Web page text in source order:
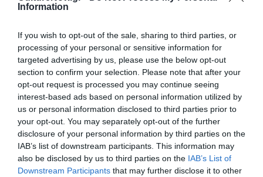
Information
If you wish to opt-out of the sale, sharing to third parties, or
processing of your personal or sensitive information for
targeted advertising by us, please use the below opt-out
section to confirm your selection. Please note that after your
opt-out request is processed you may continue seeing
interest-based ads based on personal information utilized by
us or personal information disclosed to third parties prior to
your opt-out. You may separately opt-out of the further
disclosure of your personal information by third parties on the
IAB’s list of downstream participants. This information may
also be disclosed by us to third parties on the IAB’s List of
Downstream Participants that may further disclose it to other
«Κάποιος μιλάει μόνος του κρατώντας ένα ποτήρι
MNP). Έχει γράψει τα θεατρικά έργα «Αίματα», «Τα
ωραία μας χέρια», «Απολογίες 4 & 5», «Διάφορες
επιλογές Πέτρος», «Ρομπ» και «Το νερό της Κολωνίας».
Λίγα λόγια για τον Παναγιώτη Μελίδη (Larry Gus)
Παναγιώτης Μελίδης(γενν. 1982) είναι μουσικός
και παραγωγός, ο οποίος δραστηριοποιείται με το
καλλιτεχνικό ψευδώνυμο Larry Gus από το 2006.
Έχοντας υπόβαθρο μηχανικού υπολογιστών, με
μεταπτυχιακό στην Υπολογιστική Ήχου και Μουσικής